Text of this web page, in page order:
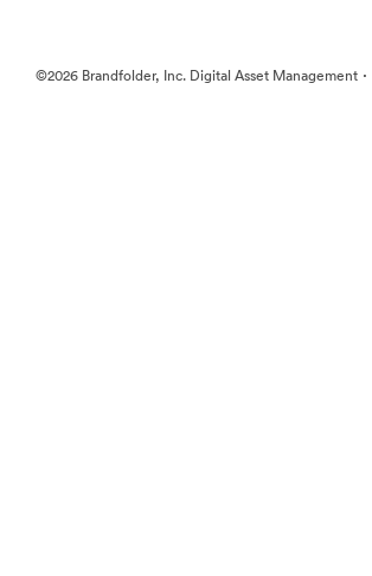
©2026 Brandfolder, Inc. Digital Asset Management ·